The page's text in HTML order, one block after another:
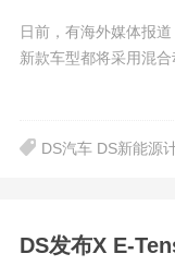
日前，有海外媒体报
新款车型都将采用混
DS汽车 DS新能源
DS发布X E-